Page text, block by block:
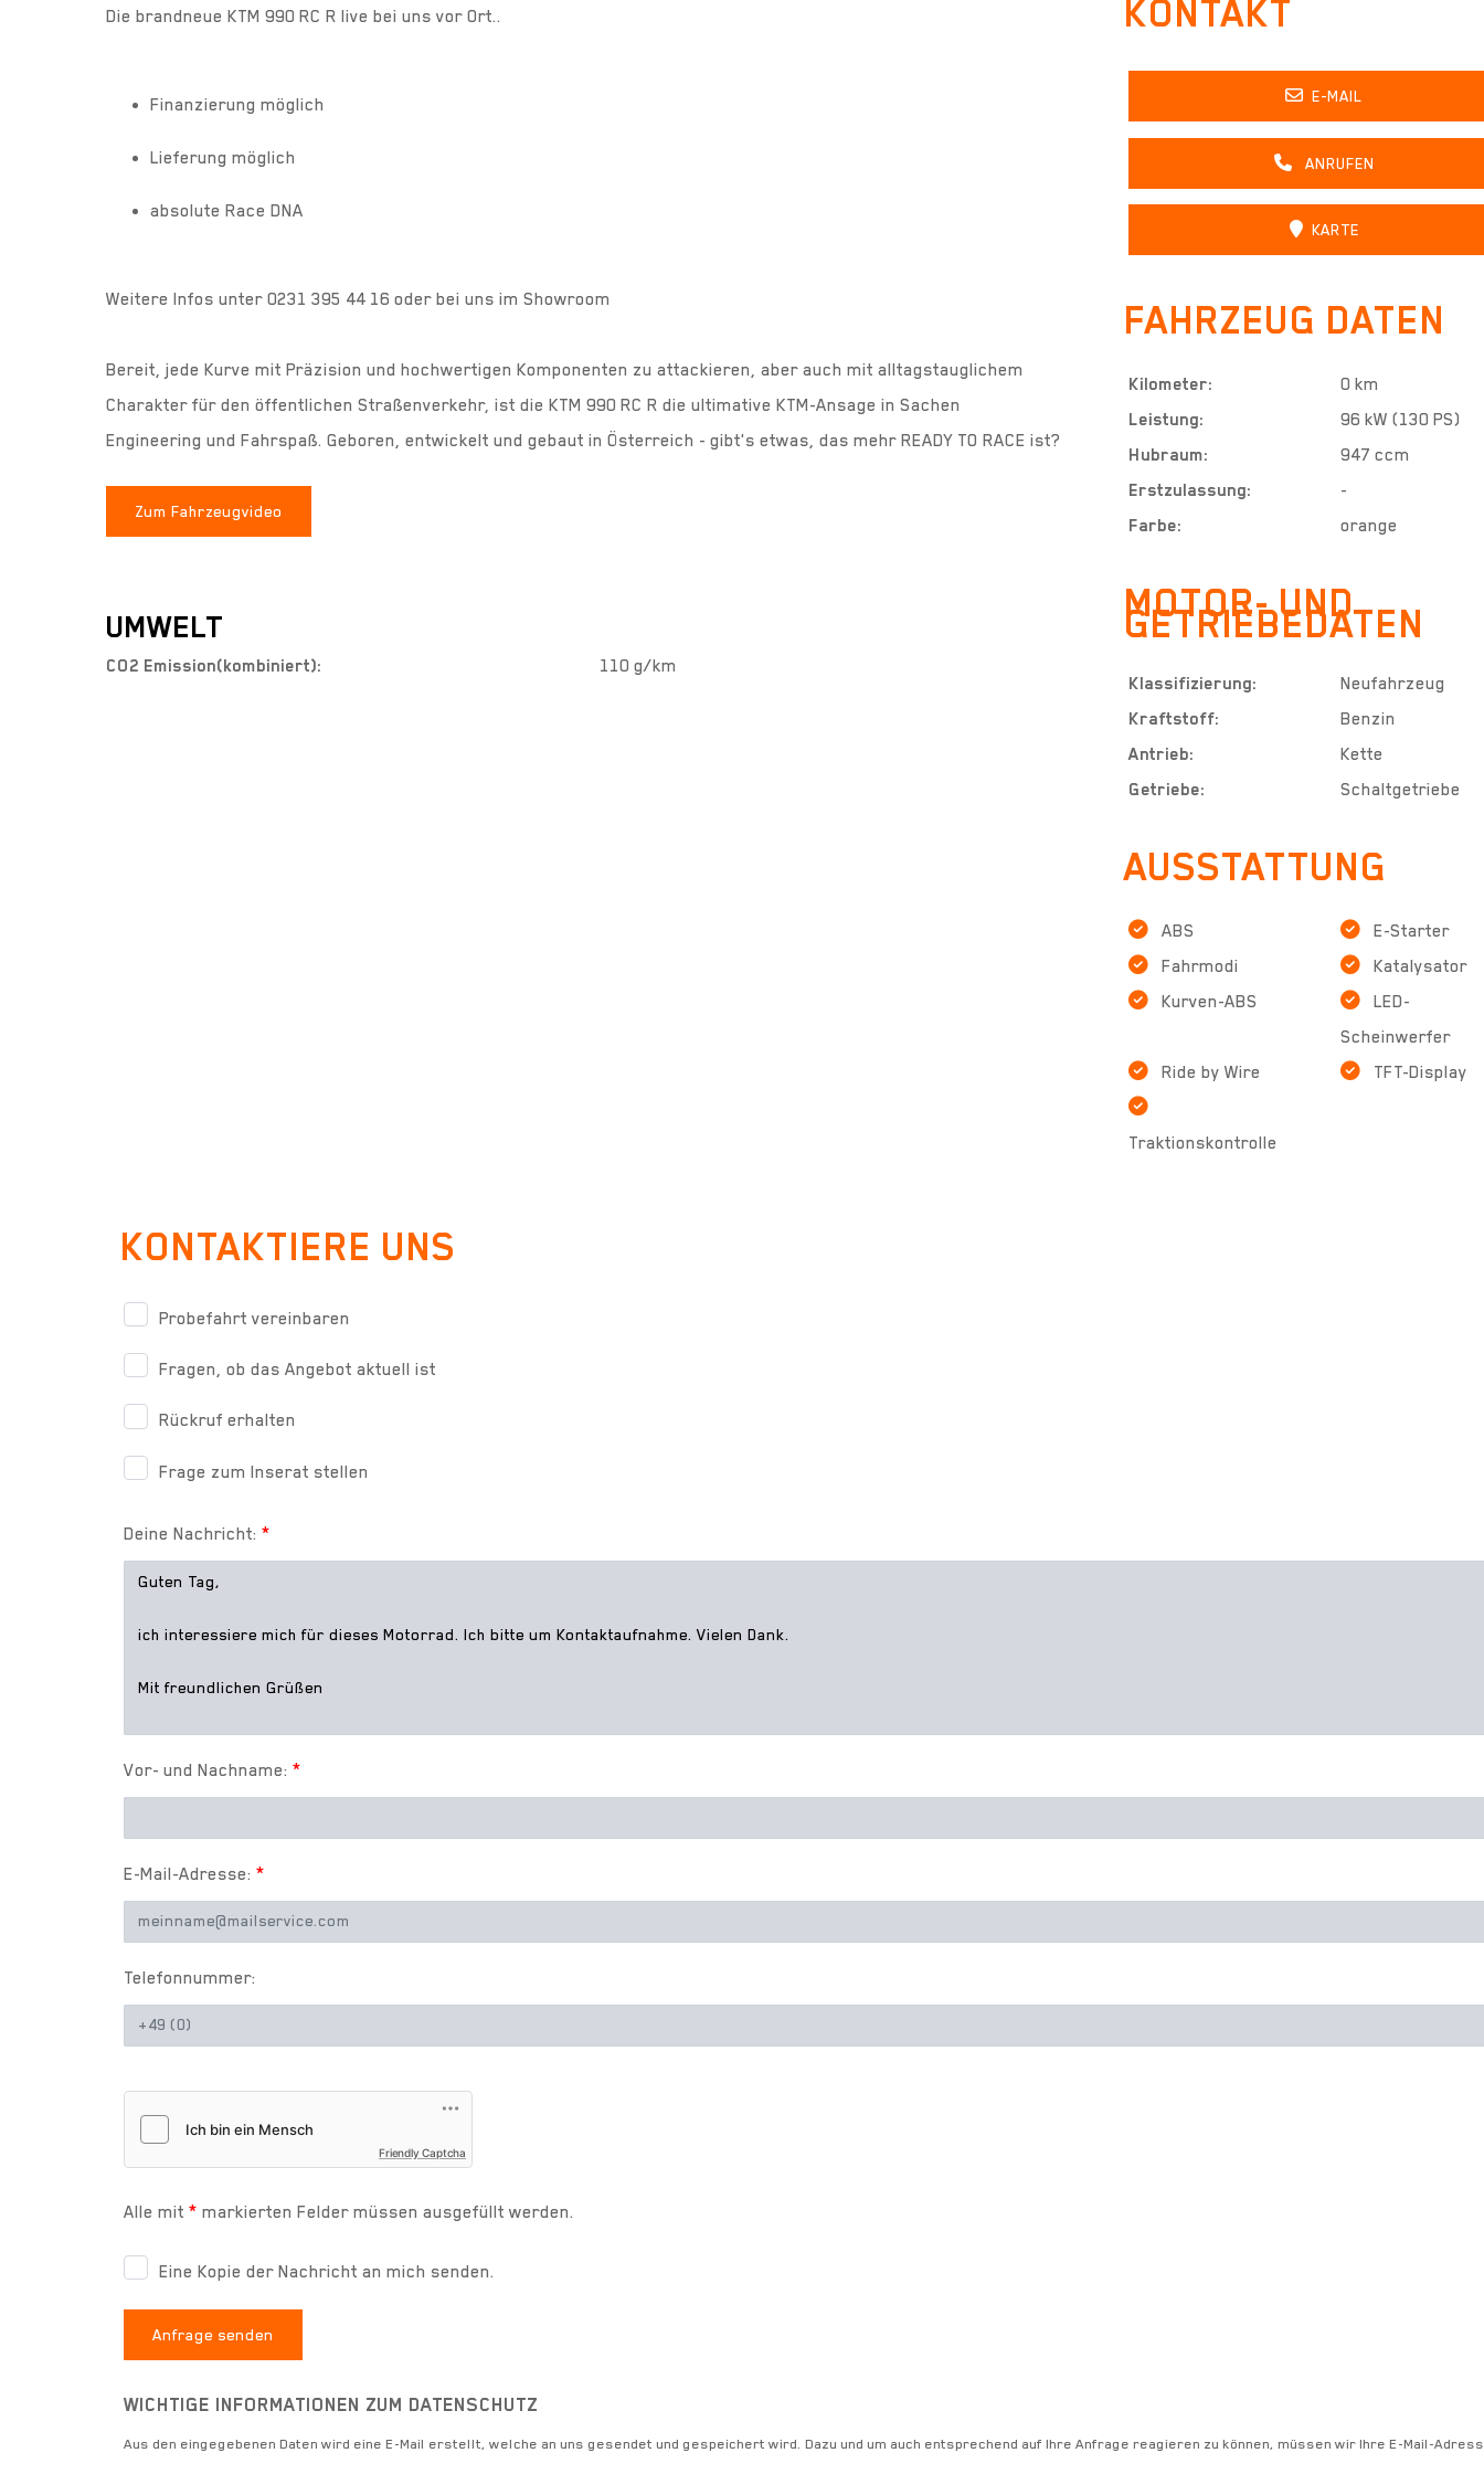
Die brandneue KTM 990 RC R live bei uns vor Ort..
Finanzierung möglich
Lieferung möglich
absolute Race DNA
Weitere Infos unter 0231 395 44 16 oder bei uns im Showroom
Bereit, jede Kurve mit Präzision und hochwertigen Komponenten zu attackieren, aber auch mit alltagstauglichem
Charakter für den öffentlichen Straßenverkehr, ist die KTM 990 RC R die ultimative KTM-Ansage in Sachen
Engineering und Fahrspaß. Geboren, entwickelt und gebaut in Österreich - gibt's etwas, das mehr READY TO RACE ist?
Zum Fahrzeugvideo
UMWELT
CO2 Emission(kombiniert): 110 g/km
KONTAKT
E-MAIL
ANRUFEN
KARTE
FAHRZEUG DATEN
Kilometer:
0 km
Leistung:
96 kW (130 PS)
Hubraum:
947 ccm
Erstzulassung:
-
Farbe:
orange
MOTOR- UND
GETRIEBEDATEN
Klassifizierung:
Neufahrzeug
Kraftstoff:
Benzin
Antrieb:
Kette
Getriebe:
Schaltgetriebe
AUSSTATTUNG
ABS
E-Starter
Fahrmodi
Katalysator
Kurven-ABS
LED-
Scheinwerfer
Ride by Wire
TFT-Display
Traktionskontrolle
KONTAKTIERE UNS
Probefahrt vereinbaren
Fragen, ob das Angebot aktuell ist
Rückruf erhalten
Frage zum Inserat stellen
Deine Nachricht: *
Vor- und Nachname: *
E-Mail-Adresse: *
Telefonnummer:
Friendly Captcha
Alle mit * markierten Felder müssen ausgefüllt werden.
Eine Kopie der Nachricht an mich senden.
Anfrage senden
WICHTIGE INFORMATIONEN ZUM DATENSCHUTZ
Aus den eingegebenen Daten wird eine E-Mail erstellt, welche an uns gesendet und gespeichert wird. Dazu und um auch entsprechend auf Ihre Anfrage reagieren zu können, müssen wir Ihre E-Mail-